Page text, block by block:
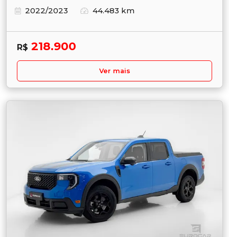
2022/2023 44.483 km
R$ 218.900
Ver mais